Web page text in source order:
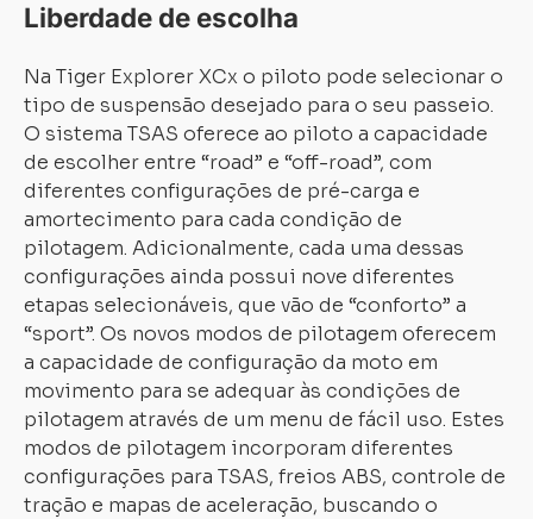
Liberdade de escolha
Na Tiger Explorer XCx o piloto pode selecionar o
tipo de suspensão desejado para o seu passeio.
O sistema TSAS oferece ao piloto a capacidade
de escolher entre “road” e “off-road”, com
diferentes configurações de pré-carga e
amortecimento para cada condição de
pilotagem. Adicionalmente, cada uma dessas
configurações ainda possui nove diferentes
etapas selecionáveis, que vão de “conforto” a
“sport”. Os novos modos de pilotagem oferecem
a capacidade de configuração da moto em
movimento para se adequar às condições de
pilotagem através de um menu de fácil uso. Estes
modos de pilotagem incorporam diferentes
configurações para TSAS, freios ABS, controle de
tração e mapas de aceleração, buscando o